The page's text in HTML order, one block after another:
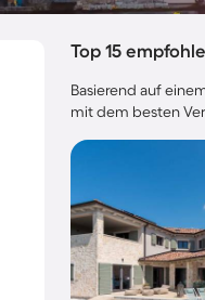
Top 15
Basierend auf
mit dem besten